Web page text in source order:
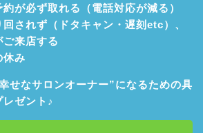
が必ず取れる（電話対応が減る）
回されず（ドタキャン・遅刻etc）、
来店する
休み
せなサロンオーナー”になるための具
ゼント♪